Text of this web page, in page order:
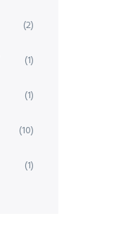
(2)
(1)
(1)
(10)
(1)